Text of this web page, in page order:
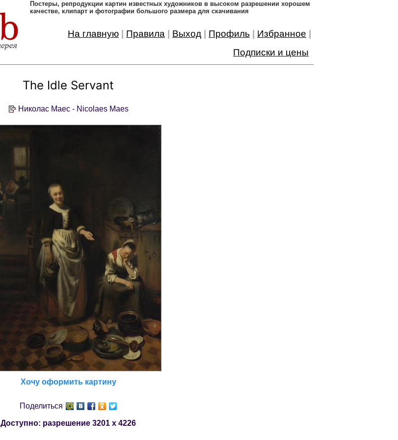
Постеры, pепродукции картин известных художников в высоком разрешении хорошем
качестве, клипарт и фотографии большого размера для скачивания
На главную Правила Выход Профиль Избранное
Подписки и цены
The Idle Servant
Николас Маес - Nicolaes Maes
Хочу оформить картину
Поделиться
Доступно: разрешение 3201 x 4226